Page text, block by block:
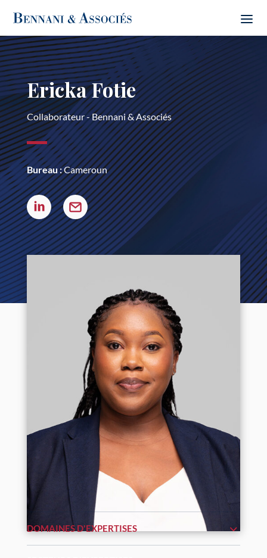
Ericka Fotie
Collaborateur - Bennani & Associés
Bureau :Cameroun
DOMAINES D'EXPERTISES